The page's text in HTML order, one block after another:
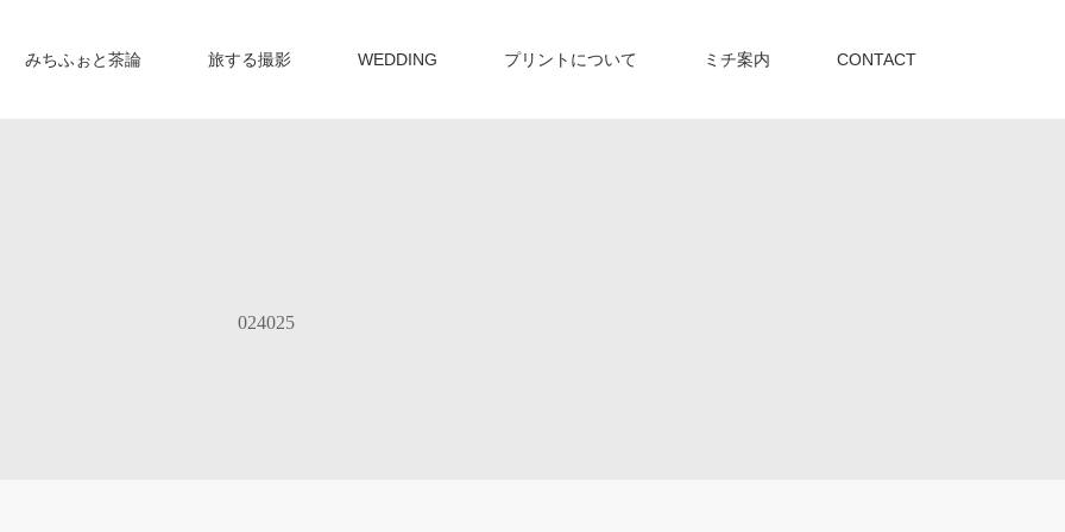
みちふぉと茶論 旅する撮影 WEDDING プリントについて ミチ案内 CONTACT
024025